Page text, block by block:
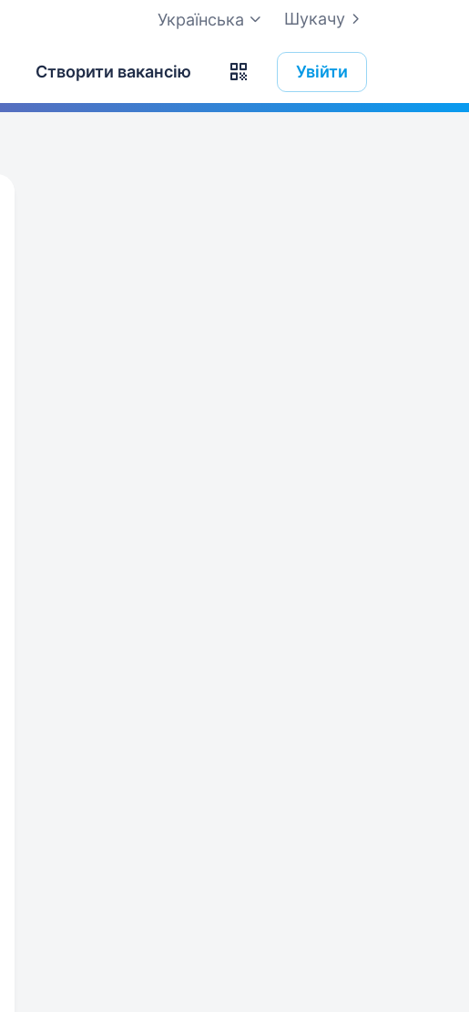
Шукачу
Українська
Створити вакансію Увійти